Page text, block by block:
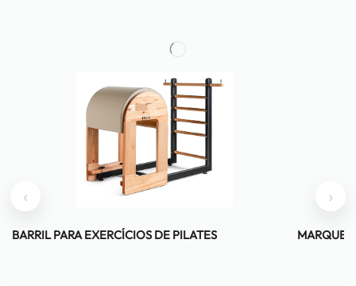
BARRIL PARA EXERCÍCIOS DE PILATES
‹ ›